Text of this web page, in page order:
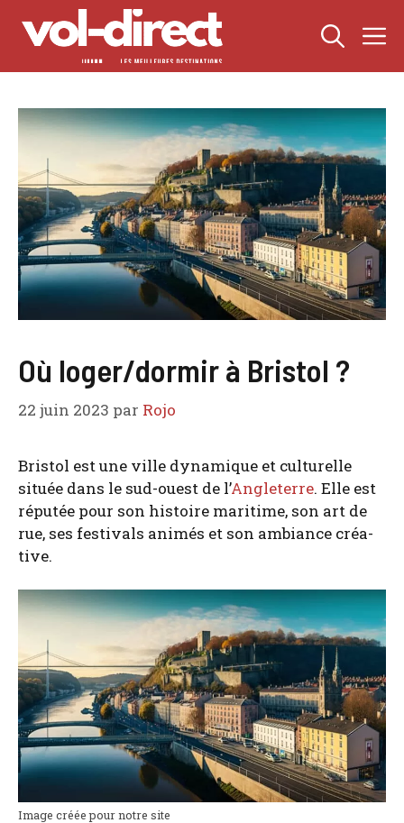
Où loger/dormir à Bristol ?
22 juin 2023 par Rojo
Bris­tol est une ville dyna­mique et cultu­relle
située dans le sud-ouest de l’Angle­terre. Elle est
répu­tée pour son his­toire mari­time, son art de
rue, ses fes­ti­vals ani­més et son ambiance créa­
tive.
Image créée pour notre site